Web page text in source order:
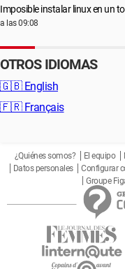
Imposible instalar linux en un
a las 09:08
OTROS IDIOMAS
🇬🇧 English
🇫🇷 Français
¿Quiénes somos? El equipo
Datos personales
Configurar
Groupe